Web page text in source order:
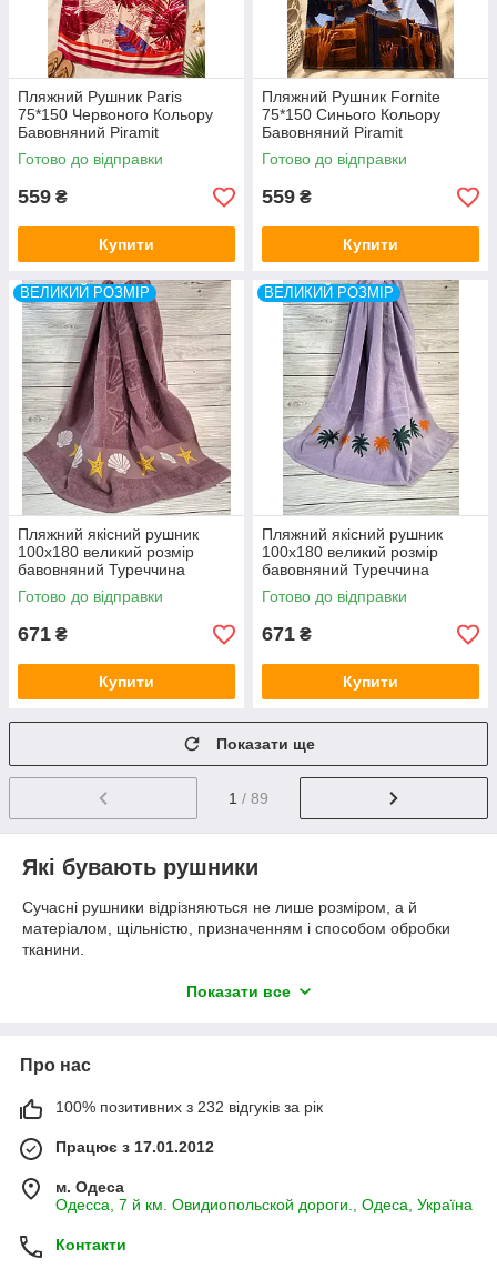
Пляжний Рушник Paris
75*150 Червоного Кольору
Бавовняний Piramit
Туреччина
Готово до відправки
559 ₴
Купити
Пляжний Рушник Fornite
75*150 Синього Кольору
Бавовняний Piramit
Туреччина
Готово до відправки
559 ₴
Купити
ВЕЛИКИЙ РОЗМІР
Пляжний якісний рушник
100x180 великий розмір
бавовняний Туреччина
Готово до відправки
671 ₴
Купити
ВЕЛИКИЙ РОЗМІР
Пляжний якісний рушник
100x180 великий розмір
бавовняний Туреччина
Готово до відправки
671 ₴
Купити
Показати ще
1 / 89
Які бувають рушники
Сучасні рушники відрізняються не лише розміром, а й
матеріалом, щільністю, призначенням і способом обробки
тканини.
великі банні рушники;
кухонні рушники;
махрові рушники;
бамбукові рушники;
бавовняні рушники;
рушники велюр-махра;
Показати все
Про нас
100% позитивних з 232 відгуків за рік
Працює з 17.01.2012
м. Одеса
Одесса, 7 й км. Овидиопольской дороги., Одеса, Україна
Контакти